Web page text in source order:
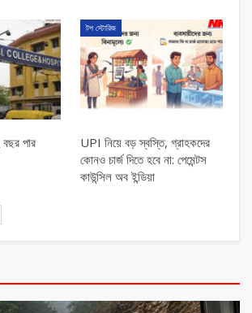
পার
টপ স্টোরিজ
UPI নিয়ে বড় স্বস্তি, গ্রাহকদের
কোনও চার্জ দিতে হবে না: পেমেন্টস
কাউন্সিল অব ইন্ডিয়া